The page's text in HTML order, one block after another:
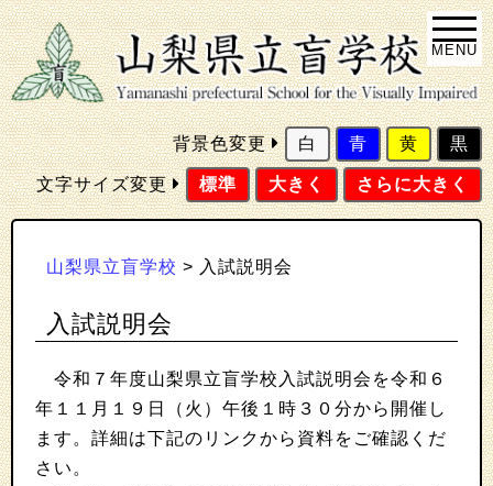
背景色変更 白 青 黄 黒
文字サイズ変更 標準 大きく さらに大きく
山梨県立盲学校 > 入試説明会
入試説明会
令和７年度山梨県立盲学校入試説明会を令和６
年１１月１９日（火）午後１時３０分から開催し
ます。詳細は下記のリンクから資料をご確認くだ
さい。
MENU